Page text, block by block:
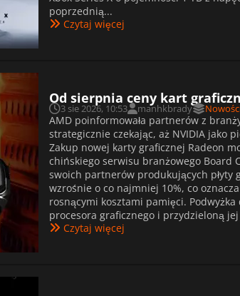
poprzednią...
Czytaj więcej
Od sierpnia ceny kart
3 sie 2026, 10:53 manhkbrady
AMD poinformowała partnerów z
strategicznie czekając, aż NVIDIA jako
Zakup nowej karty graficznej Radeon
chińskiego serwisu branżowego Board
swoich partnerów produkujących płyty
wzrośnie o co najmniej 10%, co
rosnącymi kosztami pamięci.
procesora graficznego i przydzieloną
Czytaj więcej